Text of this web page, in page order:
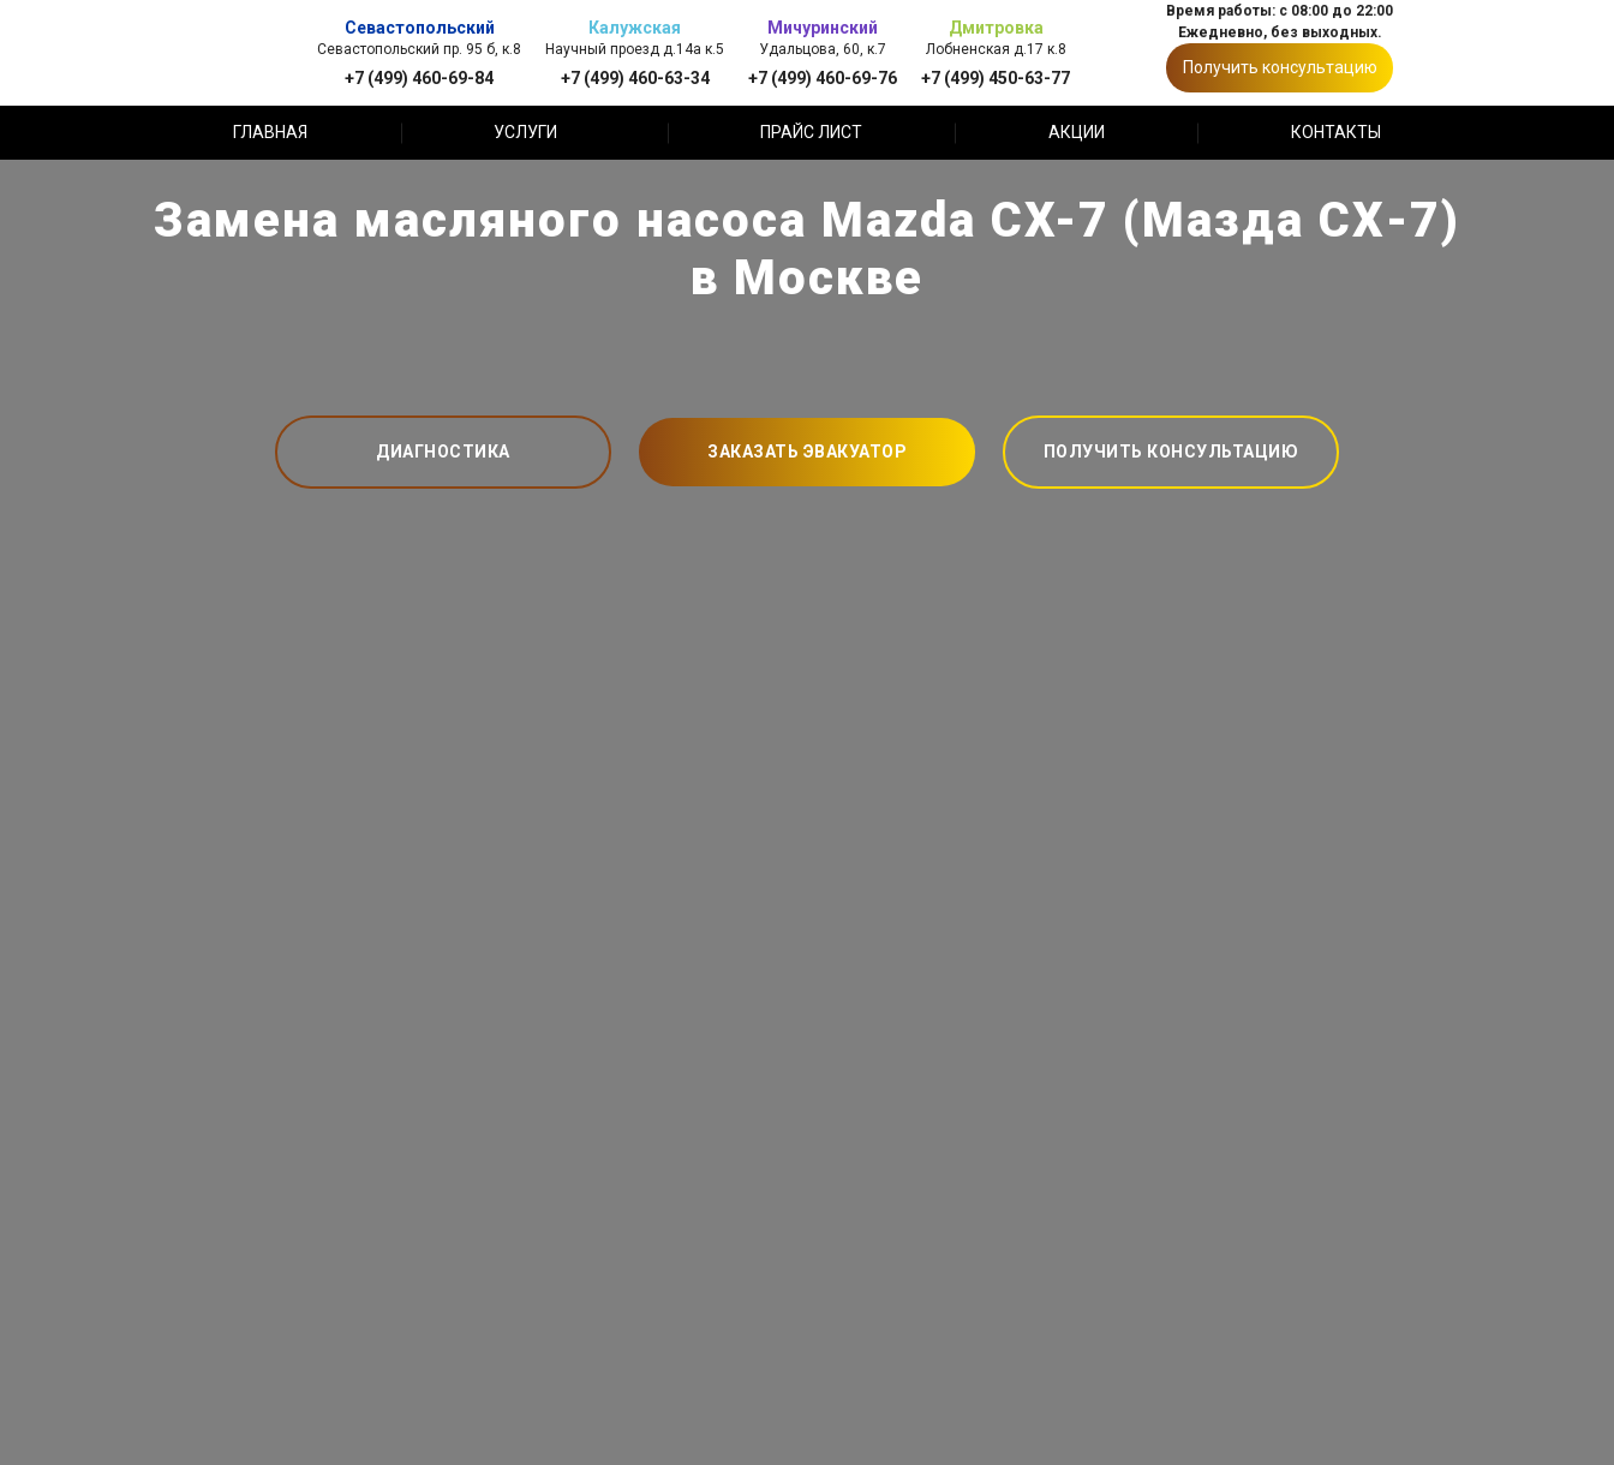
Севастопольский
Севастопольский пр. 95 б, к.8
+7 (499) 460-69-84
Калужская
Научный проезд д.14а к.5
+7 (499) 460-63-34
Мичуринский
Удальцова, 60, к.7
+7 (499) 460-69-76
Дмитровка
Лобненская д.17 к.8
+7 (499) 450-63-77
Время работы: с 08:00 до 22:00
Ежедневно, без выходных.
Получить консультацию
ГЛАВНАЯ УСЛУГИ ПРАЙС ЛИСТ АКЦИИ КОНТАКТЫ
Замена масляного насоса Mazda CX-7 (Мазда СХ-7)
в Москве
ДИАГНОСТИКА ЗАКАЗАТЬ ЭВАКУАТОР ПОЛУЧИТЬ КОНСУЛЬТАЦИЮ